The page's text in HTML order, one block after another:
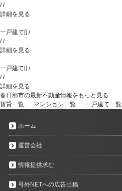
//
詳細を見る
一戸建て[] /
//
詳細を見る
一戸建て[] /
//
詳細を見る
春日部市の最新不動産情報をもっと見る
賃貸一覧
マンション一覧 一戸建て一覧
ホーム
運営会社
情報提供求む
号外NETへの広告出稿